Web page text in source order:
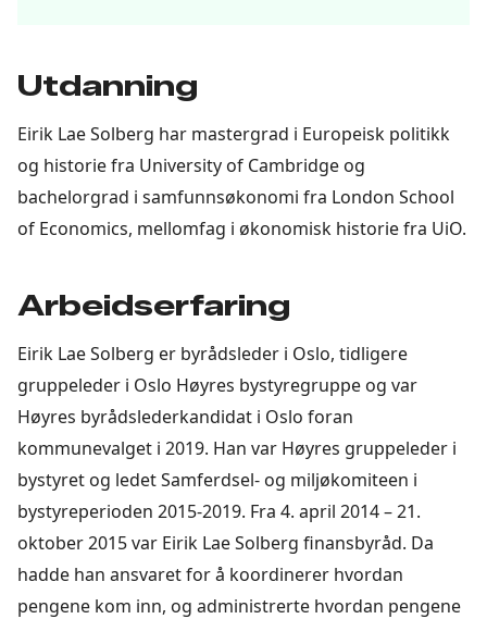
Utdanning
Eirik Lae Solberg har mastergrad i Europeisk politikk
og historie fra University of Cambridge og
bachelorgrad i samfunnsøkonomi fra London School
of Economics, mellomfag i økonomisk historie fra UiO.
Arbeidserfaring
Eirik Lae Solberg er byrådsleder i Oslo, tidligere
gruppeleder i Oslo Høyres bystyregruppe og var
Høyres byrådslederkandidat i Oslo foran
kommunevalget i 2019. Han var Høyres gruppeleder i
bystyret og ledet Samferdsel- og miljøkomiteen i
bystyreperioden 2015-2019. Fra 4. april 2014 – 21.
oktober 2015 var Eirik Lae Solberg finansbyråd. Da
hadde han ansvaret for å koordinerer hvordan
pengene kom inn, og administrerte hvordan pengene